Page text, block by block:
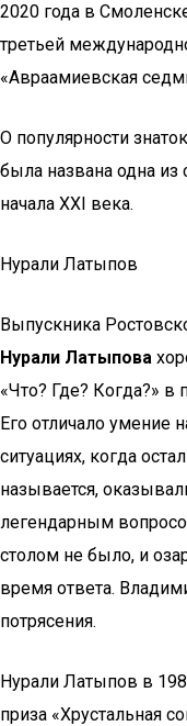
2020 года в
третьей
«Авраамиевская
О популярности
была названа одна
начала XXI века.
Нурали Латыпов
Выпускника
Нурали Латыпова
«Что? Где? Когда?»
Его отличало умение
ситуациях, когда
называется,
легендарным
столом не было, и
время ответа.
потрясения.
Нурали Латыпов в
приза «Хрустальная